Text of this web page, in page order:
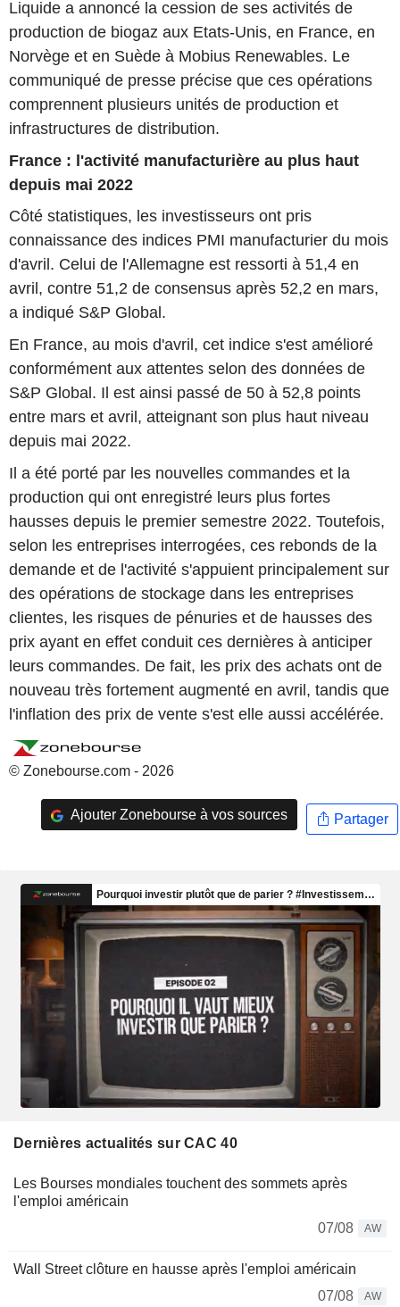
Liquide a annoncé la cession de ses activités de
production de biogaz aux Etats-Unis, en France, en
Norvège et en Suède à Mobius Renewables. Le
communiqué de presse précise que ces opérations
comprennent plusieurs unités de production et
infrastructures de distribution.
France : l'activité manufacturière au plus haut
depuis mai 2022
Côté statistiques, les investisseurs ont pris
connaissance des indices PMI manufacturier du mois
d'avril. Celui de l'Allemagne est ressorti à 51,4 en
avril, contre 51,2 de consensus après 52,2 en mars,
a indiqué S&P Global.
En France, au mois d'avril, cet indice s'est amélioré
conformément aux attentes selon des données de
S&P Global. Il est ainsi passé de 50 à 52,8 points
entre mars et avril, atteignant son plus haut niveau
depuis mai 2022.
Il a été porté par les nouvelles commandes et la
production qui ont enregistré leurs plus fortes
hausses depuis le premier semestre 2022. Toutefois,
selon les entreprises interrogées, ces rebonds de la
demande et de l'activité s'appuient principalement sur
des opérations de stockage dans les entreprises
clientes, les risques de pénuries et de hausses des
prix ayant en effet conduit ces dernières à anticiper
leurs commandes. De fait, les prix des achats ont de
nouveau très fortement augmenté en avril, tandis que
l'inflation des prix de vente s'est elle aussi accélérée.
© Zonebourse.com - 2026
Ajouter Zonebourse à vos sources Partager
Dernières actualités sur CAC 40
Les Bourses mondiales touchent des sommets après
l'emploi américain
07/08
AW
Wall Street clôture en hausse après l'emploi américain
07/08
AW